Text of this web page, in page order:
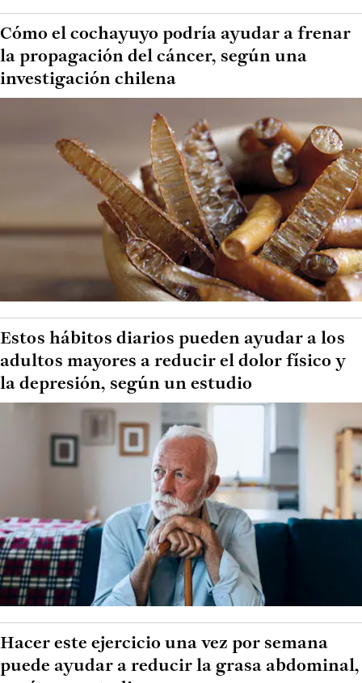
Cómo el cochayuyo podría ayudar a frenar
la propagación del cáncer, según una
investigación chilena
Estos hábitos diarios pueden ayudar a los
adultos mayores a reducir el dolor físico y
la depresión, según un estudio
Hacer este ejercicio una vez por semana
puede ayudar a reducir la grasa abdominal,